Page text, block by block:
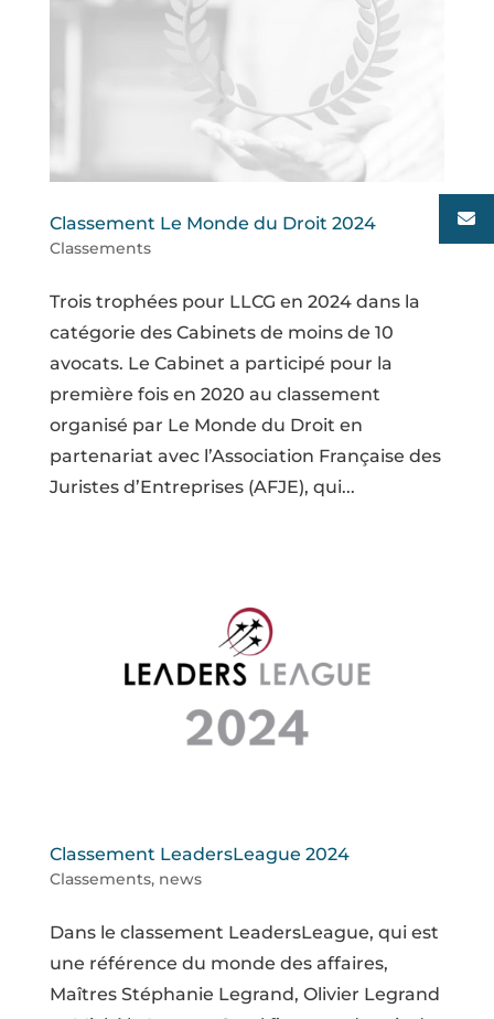
Classement Le Monde du Droit 2024
Classements
Trois trophées pour LLCG en 2024 dans la
catégorie des Cabinets de moins de 10
avocats. Le Cabinet a participé pour la
première fois en 2020 au classement
organisé par Le Monde du Droit en
partenariat avec l’Association Française des
Juristes d’Entreprises (AFJE), qui...
Classement LeadersLeague 2024
Classements, news
Dans le classement LeadersLeague, qui est
une référence du monde des affaires,
Maîtres Stéphanie Legrand, Olivier Legrand